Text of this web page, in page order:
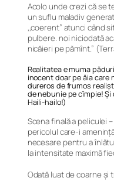
Acolo unde crezi că se
un suflu maladiv
,,coerent” atunci când
pulbere. noi niciodată
nicăieri pe pămînt.”
Realitatea e muma
inocent doar pe ăia care
dureros de frumos
de nebunie pe cîmpie!
Haili-hailo!)
Scena finală a peliculei
pericolul care-i
necesare pentru a
la intensitate maximă
Odată luat de coarne și